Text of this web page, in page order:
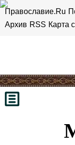
Православие.Ru
Архив RSS Карта